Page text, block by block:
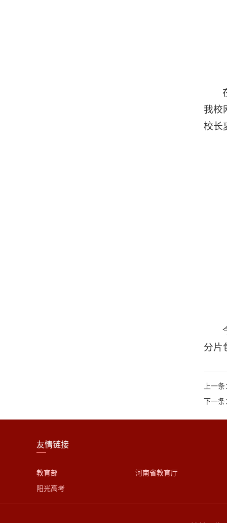
我校
校长
分片
上一
下一条
友情链接
教育部
阳光高考
河南省教育厅